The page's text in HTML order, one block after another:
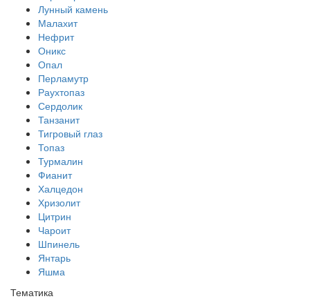
Лунный камень
Малахит
Нефрит
Оникс
Опал
Перламутр
Раухтопаз
Сердолик
Танзанит
Тигровый глаз
Топаз
Турмалин
Фианит
Халцедон
Хризолит
Цитрин
Чароит
Шпинель
Янтарь
Яшма
Тематика